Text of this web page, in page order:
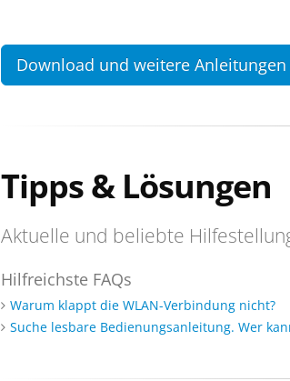
Download und weitere Anleitungen
Tipps & Lösungen
Aktuelle und beliebte
Hilfreichste FAQs
Warum klappt die WLAN-Verbindung nicht?
Suche lesbare Bedienungsanleitung. Wer